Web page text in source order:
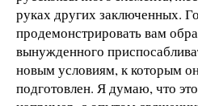
руках других заключенных.
продемонстрировать вам
вынужденного
новым условиям, к которым
подготовлен. Я думаю, что